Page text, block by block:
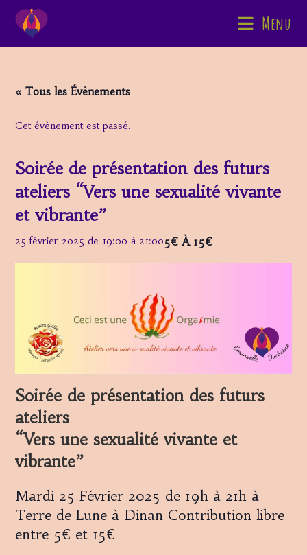
Menu
« Tous les Évènements
Cet évènement est passé.
Soirée de présentation des futurs
ateliers “Vers une sexualité vivante
et vibrante”
25 février 2025 de 19:00 à21:005€ À 15€
Soirée de présentation des futurs
ateliers
“Vers une sexualité vivante et
vibrante”
Mardi 25 Février 2025 de 19h à 21h à
Terre de Lune à Dinan Contribution libre
entre 5€ et 15€